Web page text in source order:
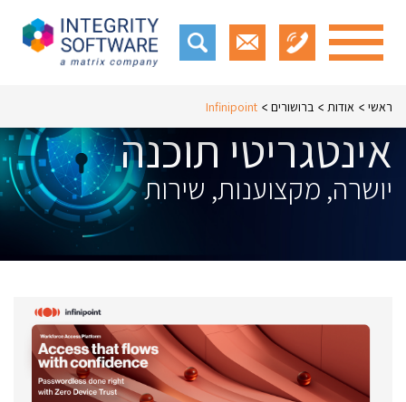
ראשי אודות ברושורים Infinipoint
אינטגריטי תוכנה
יושרה, מקצוענות, שירות